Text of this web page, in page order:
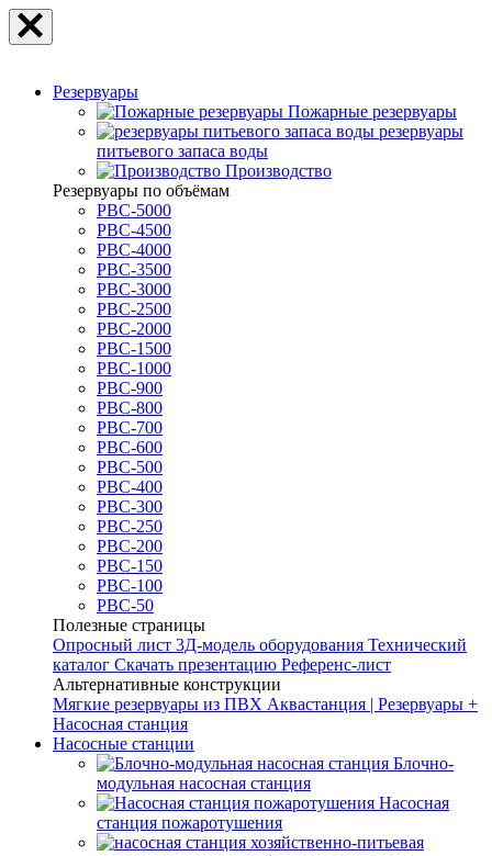
Резервуары
Пожарные резервуары
резервуары
питьевого запаса воды
Производство
Резервуары по объёмам
РВС-5000
РВС-4500
РВС-4000
РВС-3500
РВС-3000
РВС-2500
РВС-2000
РВС-1500
РВС-1000
РВС-900
РВС-800
РВС-700
РВС-600
РВС-500
РВС-400
РВС-300
РВС-250
РВС-200
РВС-150
РВС-100
РВС-50
Полезные страницы
Опросный лист 3Д-модель оборудования Технический
каталог Скачать презентацию Референс-лист
Альтернативные конструкции
Мягкие резервуары из ПВХ Аквастанция | Резервуары +
Насосная станция
Насосные станции
Блочно-
модульная насосная станция
Насосная
станция пожаротушения